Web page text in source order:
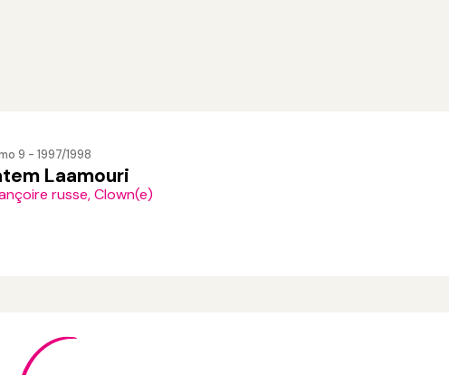
9 - 1997/1998
Laamouri
russe, Clown(e)